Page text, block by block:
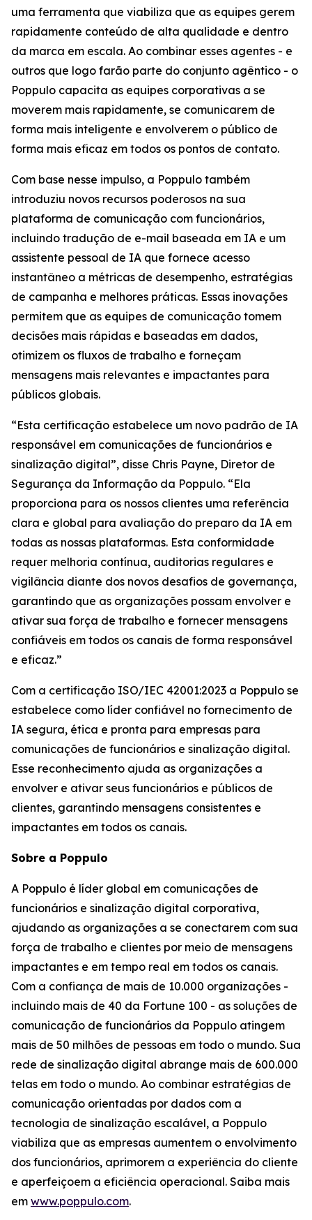
uma ferramenta que viabiliza que as equipes gerem
rapidamente conteúdo de alta qualidade e dentro
da marca em escala. Ao combinar esses agentes - e
outros que logo farão parte do conjunto agêntico - o
Poppulo capacita as equipes corporativas a se
moverem mais rapidamente, se comunicarem de
forma mais inteligente e envolverem o público de
forma mais eficaz em todos os pontos de contato.
Com base nesse impulso, a Poppulo também
introduziu novos recursos poderosos na sua
plataforma de comunicação com funcionários,
incluindo tradução de e-mail baseada em IA e um
assistente pessoal de IA que fornece acesso
instantâneo a métricas de desempenho, estratégias
de campanha e melhores práticas. Essas inovações
permitem que as equipes de comunicação tomem
decisões mais rápidas e baseadas em dados,
otimizem os fluxos de trabalho e forneçam
mensagens mais relevantes e impactantes para
públicos globais.
“Esta certificação estabelece um novo padrão de IA
responsável em comunicações de funcionários e
sinalização digital”, disse Chris Payne, Diretor de
Segurança da Informação da Poppulo. “Ela
proporciona para os nossos clientes uma referência
clara e global para avaliação do preparo da IA em
todas as nossas plataformas. Esta conformidade
requer melhoria contínua, auditorias regulares e
vigilância diante dos novos desafios de governança,
garantindo que as organizações possam envolver e
ativar sua força de trabalho e fornecer mensagens
confiáveis em todos os canais de forma responsável
e eficaz.”
Com a certificação ISO/IEC 42001:2023 a Poppulo se
estabelece como líder confiável no fornecimento de
IA segura, ética e pronta para empresas para
comunicações de funcionários e sinalização digital.
Esse reconhecimento ajuda as organizações a
envolver e ativar seus funcionários e públicos de
clientes, garantindo mensagens consistentes e
impactantes em todos os canais.
Sobre a Poppulo
A Poppulo é líder global em comunicações de
funcionários e sinalização digital corporativa,
ajudando as organizações a se conectarem com sua
força de trabalho e clientes por meio de mensagens
impactantes e em tempo real em todos os canais.
Com a confiança de mais de 10.000 organizações -
incluindo mais de 40 da Fortune 100 - as soluções de
comunicação de funcionários da Poppulo atingem
mais de 50 milhões de pessoas em todo o mundo. Sua
rede de sinalização digital abrange mais de 600.000
telas em todo o mundo. Ao combinar estratégias de
comunicação orientadas por dados com a
tecnologia de sinalização escalável, a Poppulo
viabiliza que as empresas aumentem o envolvimento
dos funcionários, aprimorem a experiência do cliente
e aperfeiçoem a eficiência operacional. Saiba mais
em www.poppulo.com.